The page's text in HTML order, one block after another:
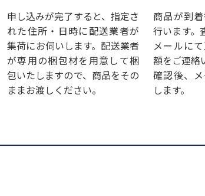
申し込みが完了すると、指定さ
れた住所・日時に配送業者が
集荷にお伺いします。配送業者
が専用の梱包材を用意して梱
包いたしますので、商品をその
ままお渡しください。
商品が到
行います。
メールに
額をご連絡
確認後、
します。